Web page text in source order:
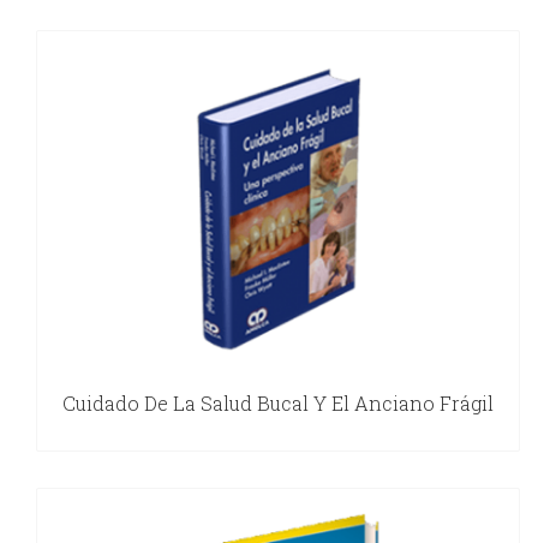
Cuidado De La Salud Bucal Y El Anciano Frágil